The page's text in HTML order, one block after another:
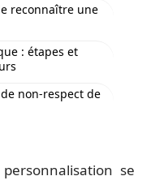
reconnaître une
: étapes et
non-respect de
se